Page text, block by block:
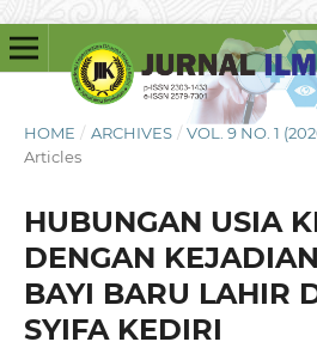
HOME / ARCHIVES / VOL. 9 NO. 1
Articles
HUBUNGAN USIA
DENGAN
BAYI BARU LAHIR
SYIFA KEDIRI